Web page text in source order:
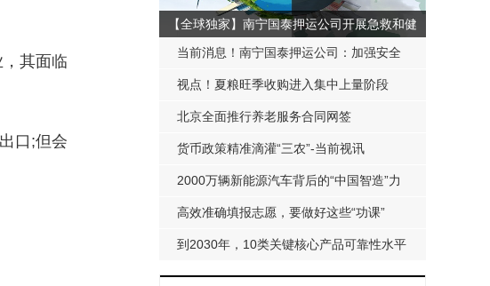
其面临
口;但会
【全球独家】南宁国泰押运公司开展急救和健
康知识培训
当前消息！南宁国泰押运公司：加强安全
教育培训 全力筑牢运营安全根基
视点！夏粮旺季收购进入集中上量阶段
北京全面推行养老服务合同网签
货币政策精准滴灌“三农”-当前视讯
2000万辆新能源汽车背后的“中国智造”力
量
高效准确填报志愿，要做好这些“功课”
到2030年，10类关键核心产品可靠性水平
达到国际先进水平——中国制造业未来将